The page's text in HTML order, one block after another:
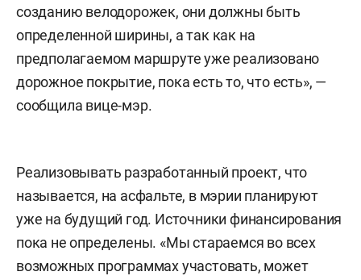
созданию велодорожек, они должны быть
определенной ширины, а так как на
предполагаемом маршруте уже реализовано
дорожное покрытие, пока есть то, что есть», —
сообщила вице-мэр.
Реализовывать разработанный проект, что
называется, на асфальте, в мэрии планируют
уже на будущий год. Источники финансирования
пока не определены. «Мы стараемся во всех
возможных программах участовать, может